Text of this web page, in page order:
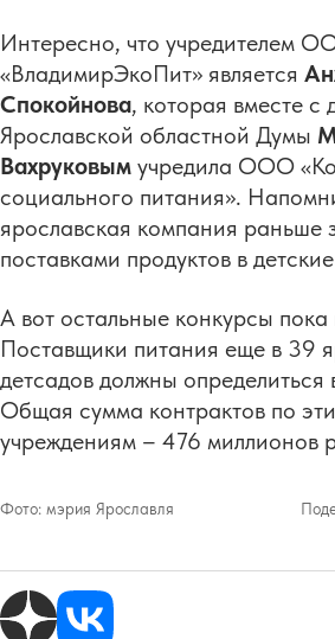
Интересно, что учредителем
«ВладимирЭкоПит» является
Спокойнова, которая вместе с
Ярославской областной Думы
Вахруковым учредила ООО
социального питания».
ярославская компания раньше
поставками продуктов в
А вот остальные конкурсы
Поставщики питания еще в 39
детсадов должны определиться
Общая сумма контрактов по
учреждениям – 476 миллионов
Фото: мэрия Ярославля